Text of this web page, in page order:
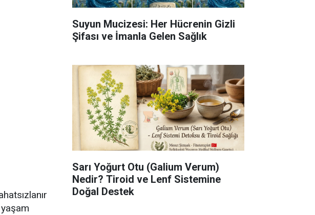
Suyun Mucizesi: Her Hücrenin Gizli
Şifası ve İmanla Gelen Sağlık
Sarı Yoğurt Otu (Galium Verum)
Nedir? Tiroid ve Lenf Sistemine
Doğal Destek